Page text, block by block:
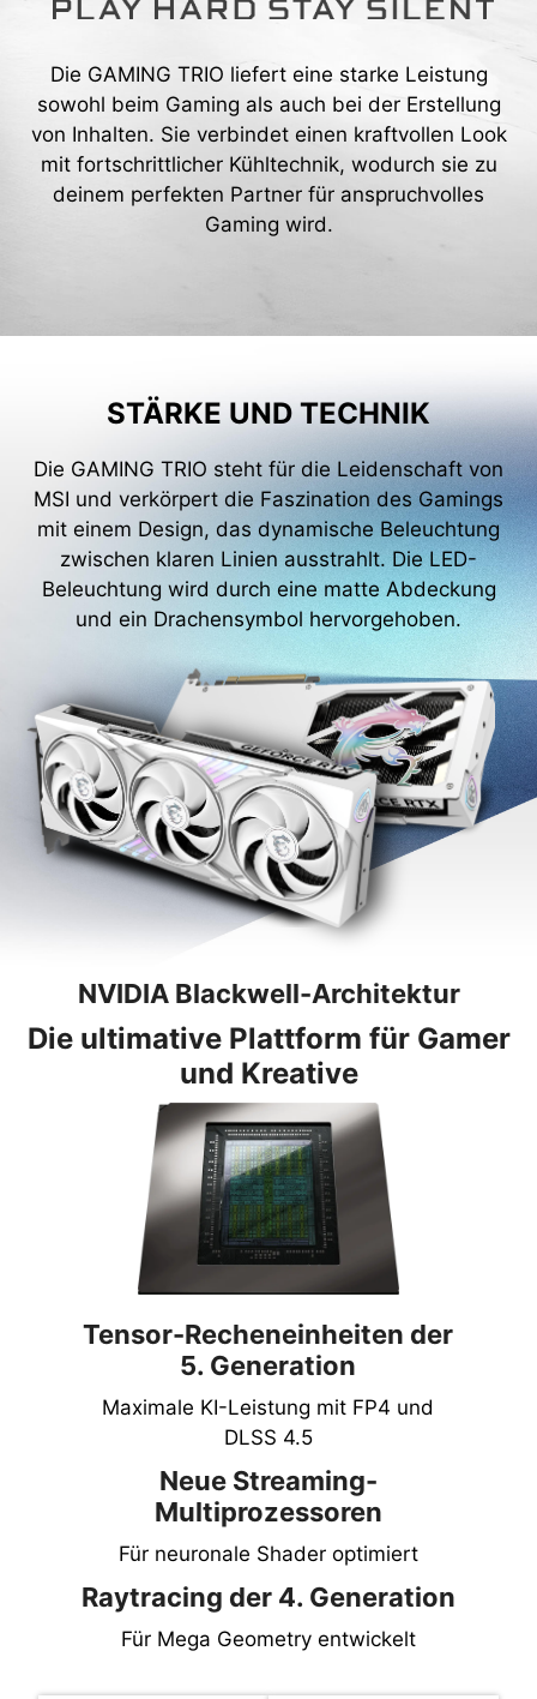
Die GAMING TRIO liefert eine starke Leistung
sowohl beim Gaming als auch bei der Erstellung
von Inhalten. Sie verbindet einen kraftvollen Look
mit fortschrittlicher Kühltechnik, wodurch sie zu
deinem perfekten Partner für anspruchvolles
Gaming wird.
STÄRKE UND TECHNIK
Die GAMING TRIO steht für die Leidenschaft von
MSI und verkörpert die Faszination des Gamings
mit einem Design, das dynamische Beleuchtung
zwischen klaren Linien ausstrahlt. Die LED-
Beleuchtung wird durch eine matte Abdeckung
und ein Drachensymbol hervorgehoben.
NVIDIA Blackwell-Architektur
Die ultimative Plattform für Gamer
und Kreative
Tensor-Recheneinheiten der
5. Generation
Maximale KI-Leistung mit FP4 und
DLSS 4.5
Neue Streaming-
Multiprozessoren
Für neuronale Shader optimiert
Raytracing der 4. Generation
Für Mega Geometry entwickelt